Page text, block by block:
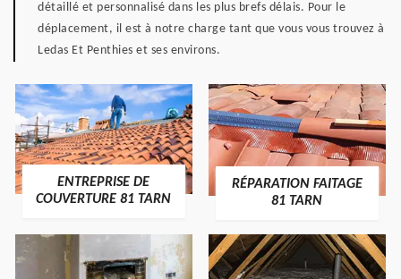
détaillé et personnalisé dans les plus brefs délais. Pour le
déplacement, il est à notre charge tant que vous vous trouvez à
Ledas Et Penthies et ses environs.
ENTREPRISE DE
COUVERTURE 81 TARN
RÉPARATION FAITAGE
81 TARN